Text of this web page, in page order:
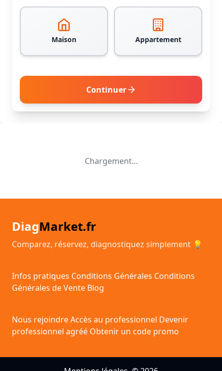
Maison Appartement
Continuer
Chargement...
DiagMarket.fr
Comparez, réservez, diagnostiquez simplement 💡
Infos pratiques Conditions Générales Conditions
Générales de Vente Blog
Nous rejoindreAccès au professionnel Devenir
professionnel agréé Obtenir un code promo